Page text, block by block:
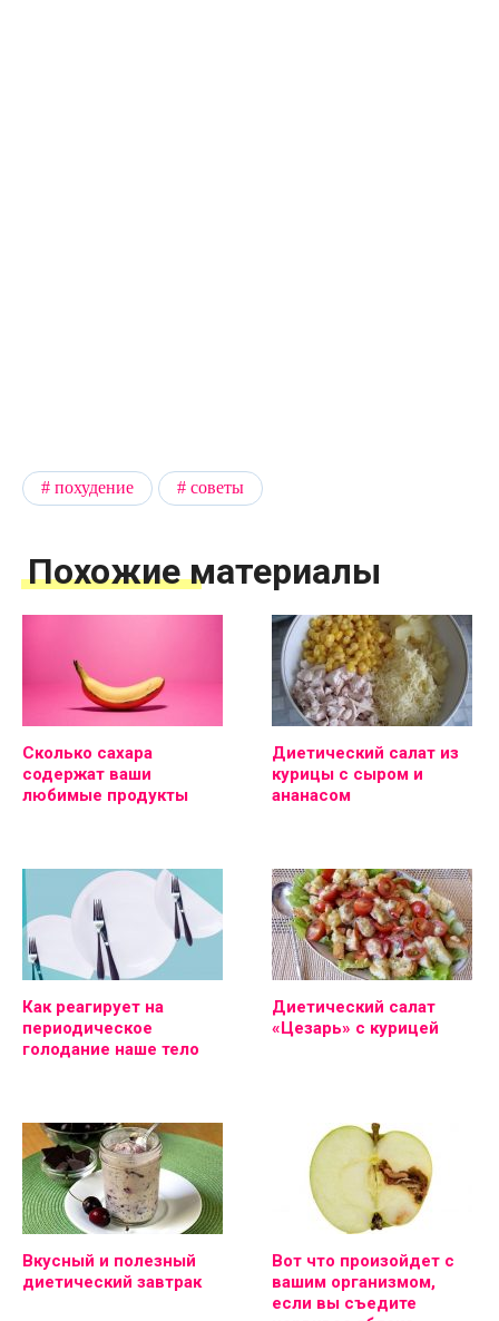
похудение советы
Похожие материалы
Сколько сахара
содержат ваши
любимые продукты
Диетический салат из
курицы с сыром и
ананасом
Как реагирует на
периодическое
голодание наше тело
Диетический салат
«Цезарь» с курицей
Вкусный и полезный
диетический завтрак
Вот что произойдет с
вашим организмом,
если вы съедите